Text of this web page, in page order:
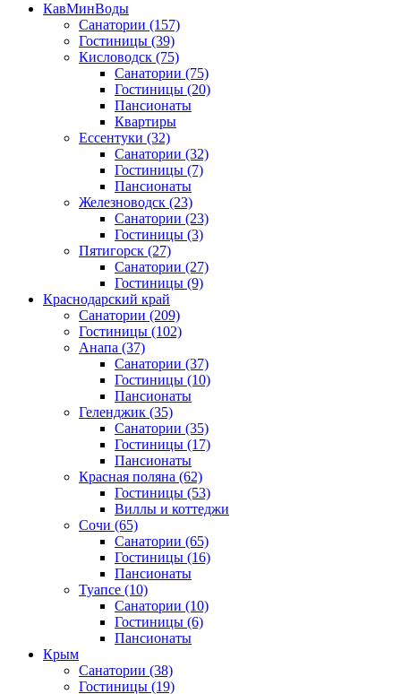
КавМинВоды
Санатории (157)
Гостиницы (39)
Кисловодск (75)
Санатории (75)
Гостиницы (20)
Пансионаты
Квартиры
Ессентуки (32)
Санатории (32)
Гостиницы (7)
Пансионаты
Железноводск (23)
Санатории (23)
Гостиницы (3)
Пятигорск (27)
Санатории (27)
Гостиницы (9)
Краснодарский край
Санатории (209)
Гостиницы (102)
Анапа (37)
Санатории (37)
Гостиницы (10)
Пансионаты
Геленджик (35)
Санатории (35)
Гостиницы (17)
Пансионаты
Красная поляна (62)
Гостиницы (53)
Виллы и коттеджи
Сочи (65)
Санатории (65)
Гостиницы (16)
Пансионаты
Туапсе (10)
Санатории (10)
Гостиницы (6)
Пансионаты
Крым
Санатории (38)
Гостиницы (19)